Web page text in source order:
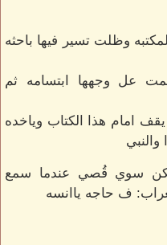
وظلت تسير فيها باحثه
عل وجهها ابتسامه ثم
امام هذا الكتاب وياخده
سوي قُصي عندما سمع
ف حاجه ياانسه